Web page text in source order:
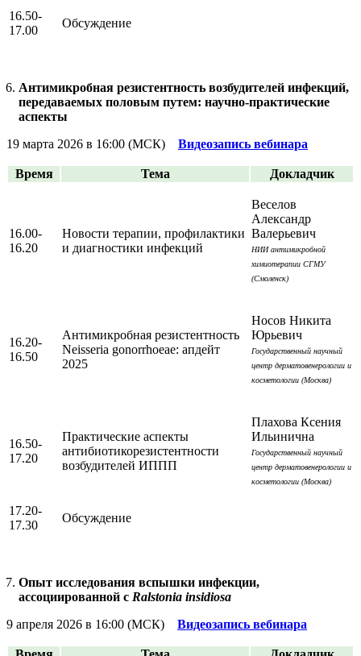
16.50-
17.00
Обсуждение
Антимикробная резистентность возбудителей инфекций,
передаваемых половым путем: научно-практические
аспекты
19 марта 2026 в 16:00 (МСК) Видеозапись вебинара
Время Тема Докладчик
16.00-
16.20
Новости терапии, профилактики
и диагностики инфекций
Веселов
Александр
Валерьевич
НИИ антимикробной
химиотерапии СГМУ
(Смоленск)
16.20-
16.50
Антимикробная резистентность
Neisseria gonorrhoeae: апдейт
2025
Носов Никита
Юрьевич
Государственный научный
центр дерматовенерологии и
косметологии (Москва)
16.50-
17.20
Практические аспекты
антибиотикорезистентности
возбудителей ИППП
Плахова Ксения
Ильинична
Государственный научный
центр дерматовенерологии и
косметологии (Москва)
17.20-
17.30
Обсуждение
Опыт исследования вспышки инфекции,
ассоциированной с Ralstonia insidiosa
9 апреля 2026 в 16:00 (МСК) Видеозапись вебинара